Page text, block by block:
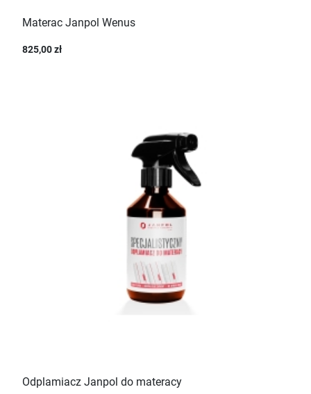
Materac Janpol Wenus
825,00 zł
Odplamiacz Janpol do materacy